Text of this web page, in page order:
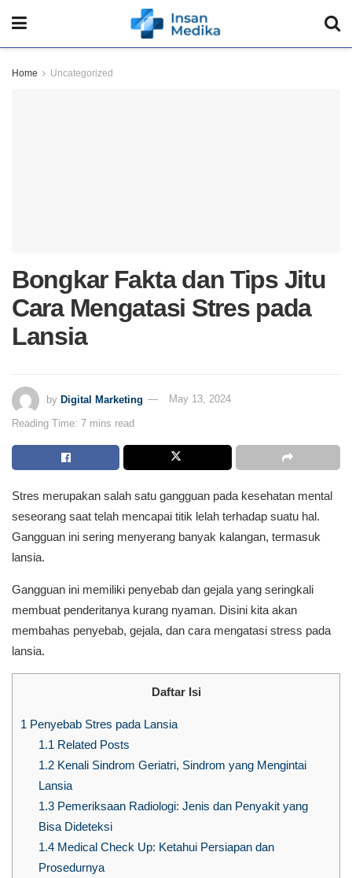
Home Uncategorized
Bongkar Fakta dan Tips Jitu
Cara Mengatasi Stres pada
Lansia
by Digital Marketing May 13, 2024
Reading Time: 7 mins read
Stres merupakan salah satu gangguan pada kesehatan mental
seseorang saat telah mencapai titik lelah terhadap suatu hal.
Gangguan ini sering menyerang banyak kalangan, termasuk
lansia.
Gangguan ini memiliki penyebab dan gejala yang seringkali
membuat penderitanya kurang nyaman. Disini kita akan
membahas penyebab, gejala, dan cara mengatasi stress pada
lansia.
Daftar Isi
1 Penyebab Stres pada Lansia
1.1 Related Posts
1.2Kenali Sindrom Geriatri, Sindrom yang Mengintai
Lansia
1.3Pemeriksaan Radiologi: Jenis dan Penyakit yang
Bisa Dideteksi
1.4Medical Check Up: Ketahui Persiapan dan
Prosedurnya